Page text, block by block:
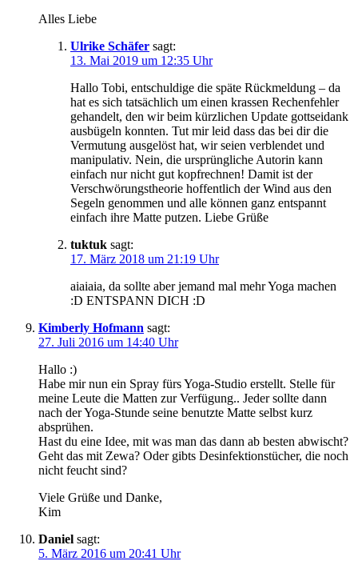
Alles Liebe
Ulrike Schäfer sagt:
13. Mai 2019 um 12:35 Uhr
Hallo Tobi, entschuldige die späte Rückmeldung – da
hat es sich tatsächlich um einen krassen Rechenfehler
gehandelt, den wir beim kürzlichen Update gottseidank
ausbügeln konnten. Tut mir leid dass das bei dir die
Vermutung ausgelöst hat, wir seien verblendet und
manipulativ. Nein, die ursprüngliche Autorin kann
einfach nur nicht gut kopfrechnen! Damit ist der
Verschwörungstheorie hoffentlich der Wind aus den
Segeln genommen und alle können ganz entspannt
einfach ihre Matte putzen. Liebe Grüße
tuktuk sagt:
17. März 2018 um 21:19 Uhr
aiaiaia, da sollte aber jemand mal mehr Yoga machen
:D ENTSPANN DICH :D
Kimberly Hofmann sagt:
27. Juli 2016 um 14:40 Uhr
Hallo :)
Habe mir nun ein Spray fürs Yoga-Studio erstellt. Stelle für
meine Leute die Matten zur Verfügung.. Jeder sollte dann
nach der Yoga-Stunde seine benutzte Matte selbst kurz
absprühen.
Hast du eine Idee, mit was man das dann ab besten abwischt?
Geht das mit Zewa? Oder gibts Desinfektionstücher, die noch
nicht feucht sind?
Viele Grüße und Danke,
Kim
Daniel sagt:
5. März 2016 um 20:41 Uhr